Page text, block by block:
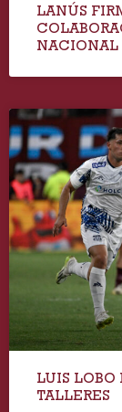
LANÚS
NACIONAL
LUIS LOBO
TALLERES